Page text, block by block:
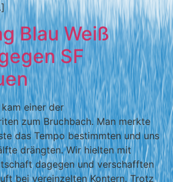
Blau Weiß
SF
einer der
zum Bruchbach. Man merkte
das Tempo bestimmten und uns
drängten. Wir hielten mit
dagegen und verschafften
bei vereinzelten Kontern. Trotz